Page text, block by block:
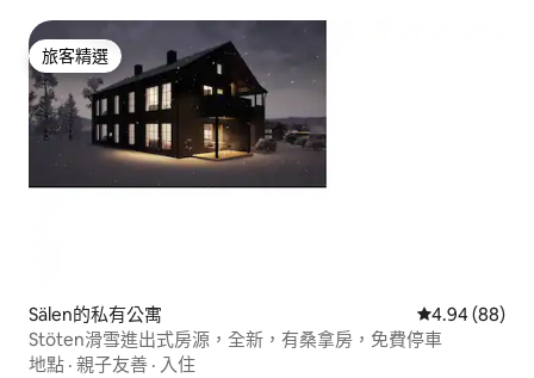
旅客精選
旅客精選
Sälen的私有公寓 從 88 則評價
4.94 (88)
Stöten滑雪進出式房源，全新，有桑拿房，免費停車
地點 · 親子友善 · 入住